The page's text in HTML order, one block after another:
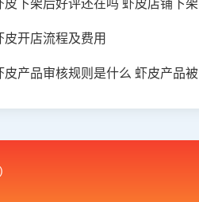
下架后好评还在吗 虾皮店铺下架商品的原因是什么
皮开店流程及费用
产品审核规则是什么 虾皮产品被禁售后怎么办